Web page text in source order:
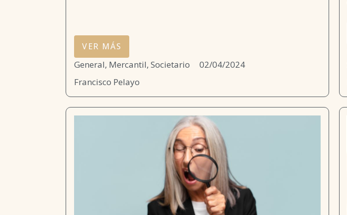
VER MÁS
General, Mercantil, Societario
02/04/2024
Francisco Pelayo